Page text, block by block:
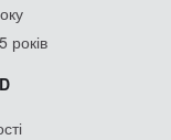
років